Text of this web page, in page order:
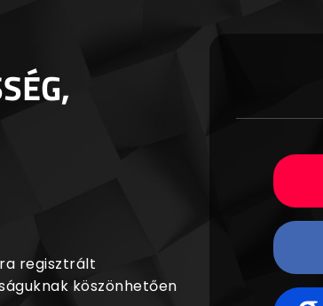
regisztrált
köszönhetően